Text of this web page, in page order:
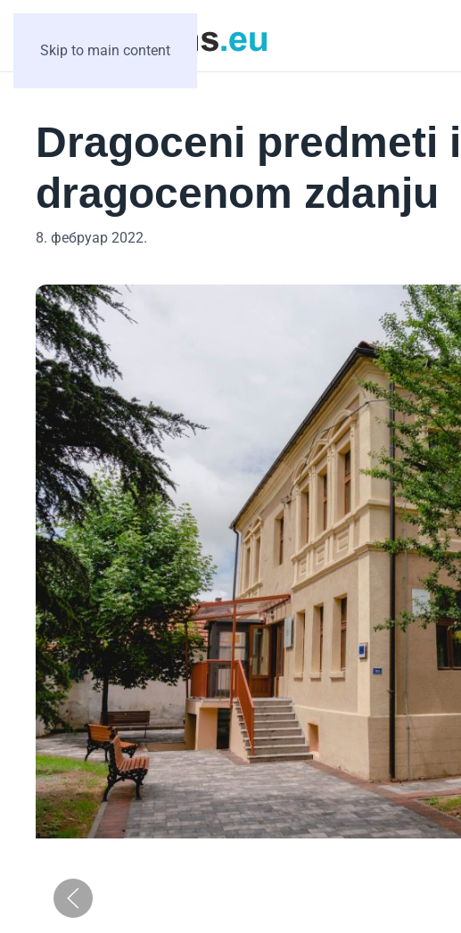
Skip to main content
Dragoceni predmeti
dragocenom zdanju
8. фебруар 2022.